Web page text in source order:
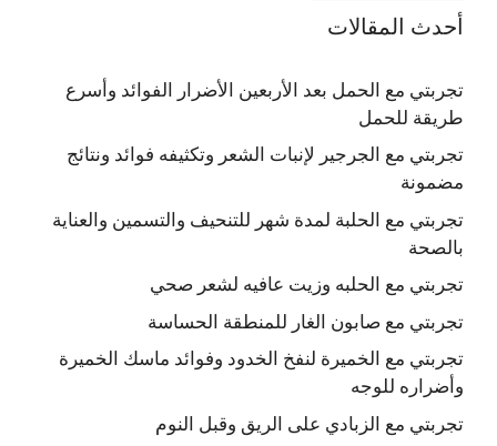
أحدث المقالات
تجربتي مع الحمل بعد الأربعين الأضرار الفوائد وأسرع
طريقة للحمل
تجربتي مع الجرجير لإنبات الشعر وتكثيفه فوائد ونتائج
مضمونة
تجربتي مع الحلبة لمدة شهر للتنحيف والتسمين والعناية
بالصحة
تجربتي مع الحلبه وزيت عافيه لشعر صحي
تجربتي مع صابون الغار للمنطقة الحساسة
تجربتي مع الخميرة لنفخ الخدود وفوائد ماسك الخميرة
وأضراره للوجه
تجربتي مع الزبادي على الريق وقبل النوم